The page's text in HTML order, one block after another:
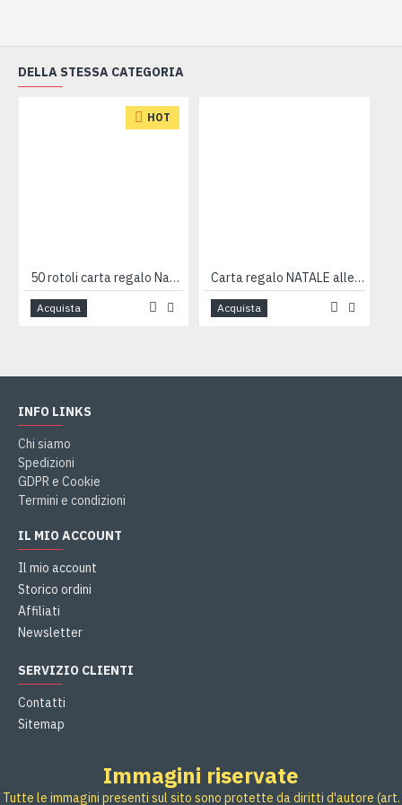
DELLA STESSA CATEGORIA
HOT
50 rotoli carta regalo Natale cm 70x300
Acquista
Carta regalo NATALE allegra 50 fogli
Acquista
INFO LINKS
Chi siamo
Spedizioni
GDPR e Cookie
Termini e condizioni
IL MIO ACCOUNT
Il mio account
Storico ordini
Affiliati
Newsletter
SERVIZIO CLIENTI
Contatti
Sitemap
Immagini riservate
Tutte le immagini presenti sul sito sono protette da diritti d'autore (art.